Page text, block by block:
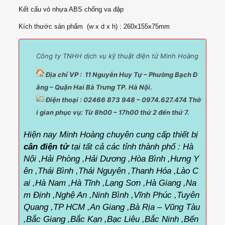
Kết cấu vỏ nhựa ABS chống va đập
Kích thước sản phẩm (w x d x h) : 260x155x75mm
Công ty TNHH dịch vụ kỹ thuật điện tử Minh Hoàng
Địa chỉ VP : 11 Nguyễn Huy Tự – Phường Bạch Đ
ằng – Quận Hai Bà Trưng TP. Hà Nội.
Điện thoại : 02466 873 948 – 0974.627.474 Thờ
i gian phục vụ: Từ 8h00 – 17h00 thứ 2 đến thứ 7.
Hiện nay Minh Hoàng chuyên cung cấp thiết bị
cân điện tửtại tất cả các tỉnh thành phố :Hà
Nội ,Hải Phòng ,Hải Dương ,Hòa Bình ,Hưng Y
ên ,Thái Bình ,Thái Nguyên ,Thanh Hóa ,Lào C
ai ,Hà Nam ,Hà Tĩnh ,Lạng Sơn ,Hà Giang ,Na
m Định ,Nghệ An ,Ninh Bình ,Vĩnh Phúc ,Tuyên
Quang ,TP HCM ,An Giang ,Bà Rịa – Vũng Tàu
,Bắc Giang ,Bắc Kạn ,Bạc Liêu ,Bắc Ninh ,Bến